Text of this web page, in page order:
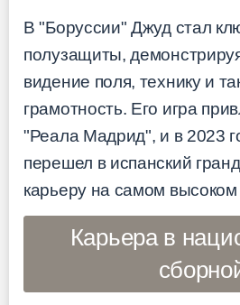
В "Боруссии" Джуд стал
полузащиты,
видение поля, технику и
грамотность. Его игра
"Реала Мадрид", и в 2023
перешел в испанский
карьеру на самом
Карьера в